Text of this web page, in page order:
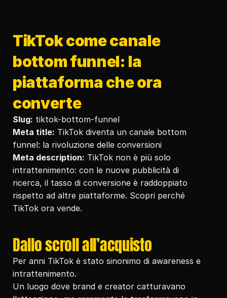
TikTok come canale
bottom funnel: la
piattaforma che ora
converte
Slug: tiktok-bottom-funnel
Meta title: TikTok diventa un canale bottom
funnel: la rivoluzione delle conversioni
Meta description: TikTok non è più solo
intrattenimento: con le nuove pubblicità di
ricerca, il tasso di conversione è raddoppiato
rispetto ad altre piattaforme. Scopri perché
TikTok ora vende.
Dallo scroll all’acquisto
Per anni TikTok è stato sinonimo di awareness e
intrattenimento.
Un luogo dove brand e creator catturavano